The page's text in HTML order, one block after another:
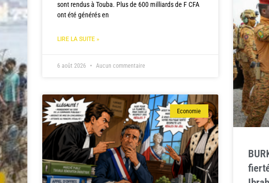
sont rendus à Touba. Plus de 600 milliards de F CFA
ont été générés en
LIRE LA SUITE »
6 août 2026 Aucun commentaire
Economie